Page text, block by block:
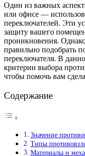
Один из важных
или офисе —
переключателей. Эти
защиту вашего
проникновения.
правильно подобрать
переключателя. В
критерии выбора
чтобы помочь вам
Содержание
Значение
Типы
Материалы и